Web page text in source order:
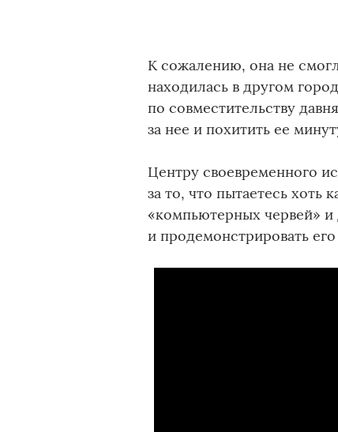
К сожалению, она не
находилась в другом
по совместительству
за нее и похитить ее
Центру своевременного
за то, что пытаетесь хоть
«компьютерных червей» и
и продемонстрировать